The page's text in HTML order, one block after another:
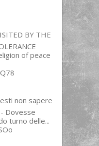
BY THE
of peace
non sapere
Dovesse
turno delle...